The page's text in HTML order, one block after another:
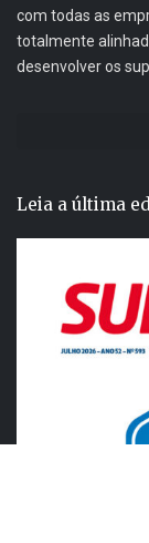
com todas as
totalmente
desenvolver os
Leia a última